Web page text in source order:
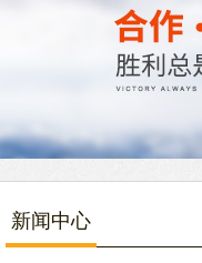
新闻中心